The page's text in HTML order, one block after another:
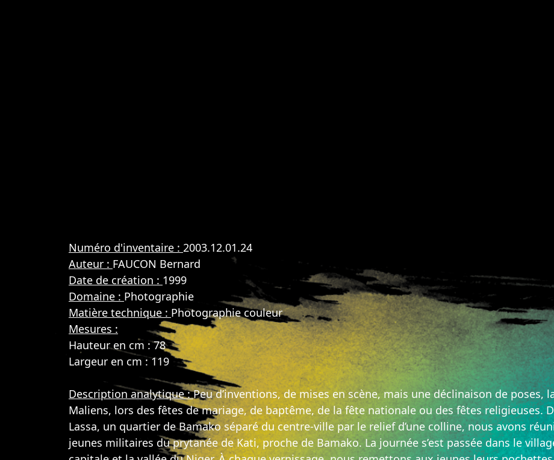
Numéro d'inventaire : 2003.12.01.24
Auteur : FAUCON Bernard
Date de création : 1999
Domaine : Photographie
Matière technique : Photographie couleur
Mesures :
Hauteur en cm : 78
Largeur en cm : 119
Description analytique :Peu d’inventions, de mises en scène, mais une déclinaison de poses,
Maliens, lors des fêtes de mariage, de baptême, de la fête nationale ou des fêtes religieuses.
Lassa, un quartier de Bamako séparé du centre-ville par le relief d’une colline, nous avons
jeunes militaires du prytanée de Kati, proche de Bamako. La journée s’est passée dans le